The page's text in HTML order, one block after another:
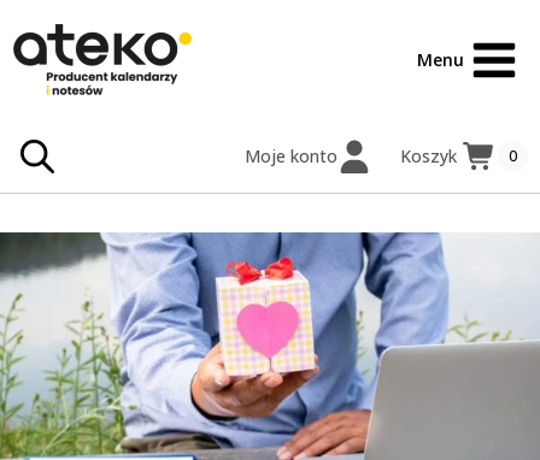
treści
do
treści
Menu
Moje konto Koszyk 0